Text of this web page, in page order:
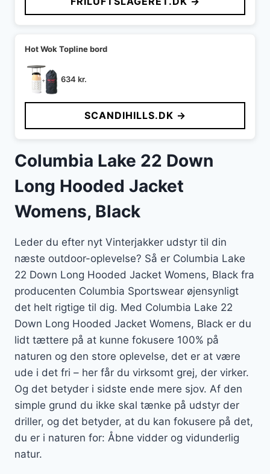
799 kr..643 kr..
Hot Wok Topline bord
634 kr.
SCANDIHILLS.DK →
Columbia Lake 22 Down
Long Hooded Jacket
Womens, Black
Leder du efter nyt Vinterjakker udstyr til din
næste outdoor-oplevelse? Så er Columbia Lake
22 Down Long Hooded Jacket Womens, Black fra
producenten Columbia Sportswear øjensynligt
det helt rigtige til dig. Med Columbia Lake 22
Down Long Hooded Jacket Womens, Black er du
lidt tættere på at kunne fokusere 100% på
naturen og den store oplevelse, det er at være
ude i det fri – her får du virksomt grej, der virker.
Og det betyder i sidste ende mere sjov. Af den
simple grund du ikke skal tænke på udstyr der
driller, og det betyder, at du kan fokusere på det,
du er i naturen for: Åbne vidder og vidunderlig
natur.